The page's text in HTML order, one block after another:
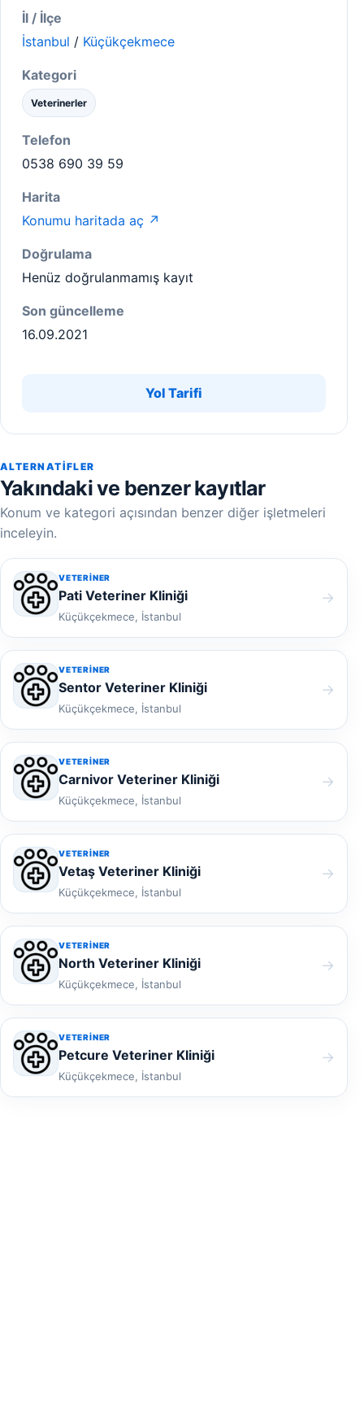
İl / İlçe
İstanbul / Küçükçekmece
Kategori
Veterinerler
Telefon
0538 690 39 59
Harita
Konumu haritada aç ↗
Doğrulama
Henüz doğrulanmamış kayıt
Son güncelleme
16.09.2021
Yol Tarifi
ALTERNATIFLER
Yakındaki ve benzer kayıtlar
Konum ve kategori açısından benzer diğer işletmeleri
inceleyin.
VETERINER
Pati Veteriner Kliniği
Küçükçekmece, İstanbul
→
VETERINER
Sentor Veteriner Kliniği
Küçükçekmece, İstanbul
→
VETERINER
Carnivor Veteriner Kliniği
Küçükçekmece, İstanbul
→
VETERINER
Vetaş Veteriner Kliniği
Küçükçekmece, İstanbul
→
VETERINER
North Veteriner Kliniği
Küçükçekmece, İstanbul
→
VETERINER
Petcure Veteriner Kliniği
Küçükçekmece, İstanbul
→